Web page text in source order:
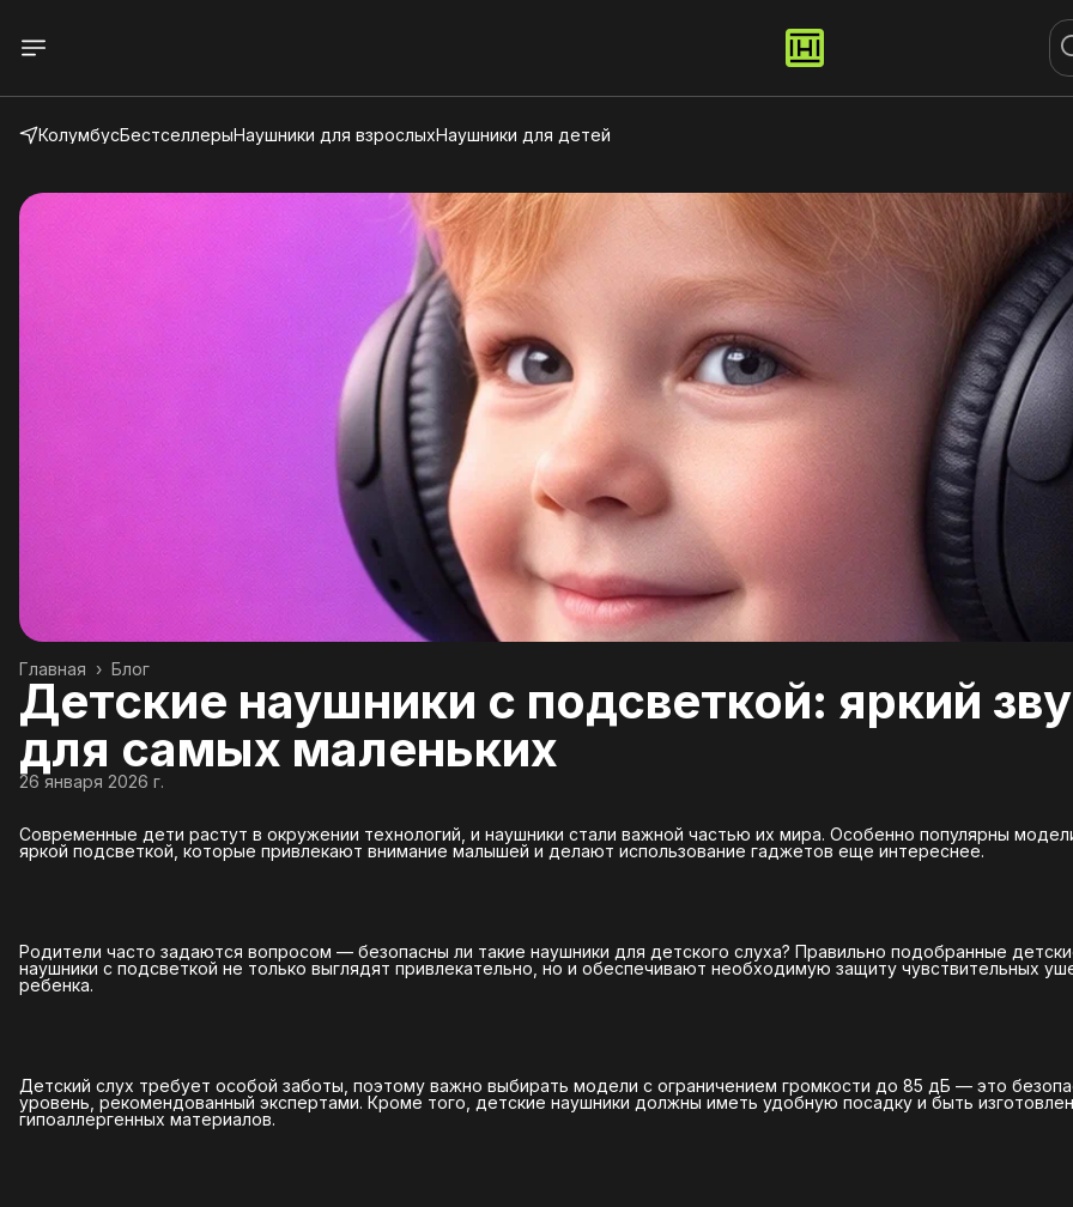
КолумбусБестселлерыНаушники для взрослыхНаушники для детей
Блог
Главная ›
Детские наушники с подсветкой: яркий
для самых маленьких
26 января 2026 г.
Современные дети растут в окружении технологий, и наушники стали важной частью их мира. Особенно популярны
яркой подсветкой, которые привлекают внимание малышей и делают использование гаджетов еще интереснее.
Родители часто задаются вопросом — безопасны ли такие наушники для детского слуха? Правильно подобранные
наушники с подсветкой не только выглядят привлекательно, но и обеспечивают необходимую защиту чувствительных
ребенка.
Детский слух требует особой заботы, поэтому важно выбирать модели с ограничением громкости до 85 дБ — это
уровень, рекомендованный экспертами. Кроме того, детские наушники должны иметь удобную посадку и быть
гипоаллергенных материалов.